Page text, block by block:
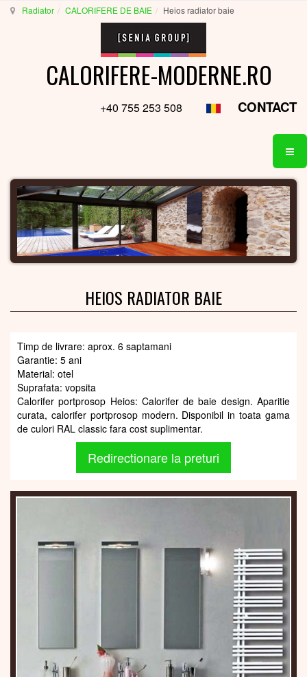
Radiator CALORIFERE DE BAIE Heios radiator baie
CALORIFERE-MODERNE.RO
+40 755 253 508 CONTACT
HEIOS RADIATOR BAIE
Timp de livrare: aprox. 6 saptamani
Garantie: 5 ani
Material: otel
Suprafata: vopsita
Calorifer portprosop Heios: Calorifer de baie design. Aparitie
curata, calorifer portprosop modern. Disponibil in toata gama
de culori RAL classic fara cost suplimentar.
Redirectionare la preturi